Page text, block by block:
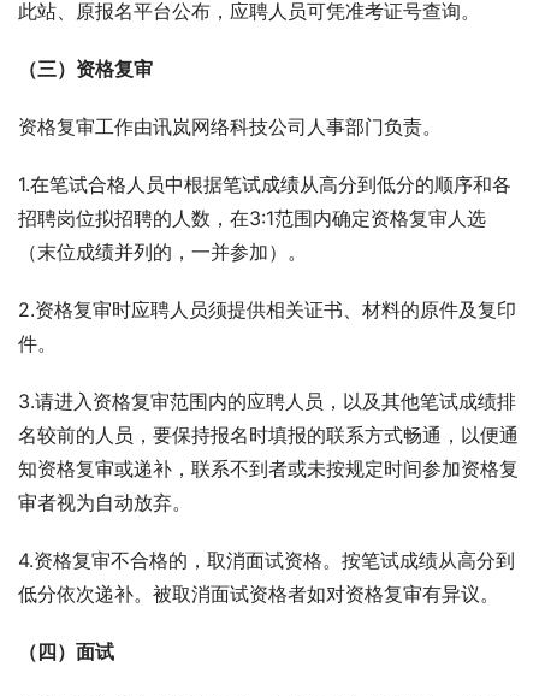
此站、原报名平台公布，应聘人员可凭准考证号查询。
（三）资格复审
资格复审工作由讯岚网络科技公司人事部门负责。
1.在笔试合格人员中根据笔试成绩从高分到低分的顺序和各
招聘岗位拟招聘的人数，在3:1范围内确定资格复审人选
（末位成绩并列的，一并参加）。
2.资格复审时应聘人员须提供相关证书、材料的原件及复印
件。
3.请进入资格复审范围内的应聘人员，以及其他笔试成绩排
名较前的人员，要保持报名时填报的联系方式畅通，以便通
知资格复审或递补，联系不到者或未按规定时间参加资格复
审者视为自动放弃。
4.资格复审不合格的，取消面试资格。按笔试成绩从高分到
低分依次递补。被取消面试资格者如对资格复审有异议。
（四）面试